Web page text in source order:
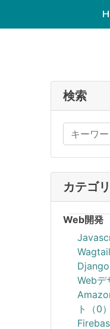
検索
カテゴリ
Web開発
Wagtail
Django
Webデ
ト（0）